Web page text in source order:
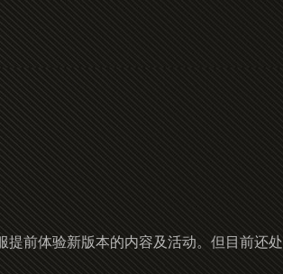
前体验新版本的内容及活动。但目前还处